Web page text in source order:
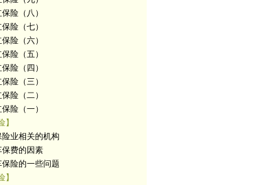
险（八）
险（七）
险（六）
险（五）
险（四）
险（三）
险（二）
险（一）
】
险业相关的机构
保费的因素
保险的一些问题
】